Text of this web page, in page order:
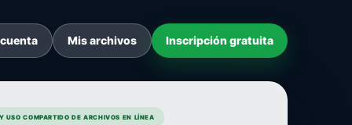
Mis archivos Inscripción gratuita
USO COMPARTIDO DE ARCHIVOS EN LÍNEA